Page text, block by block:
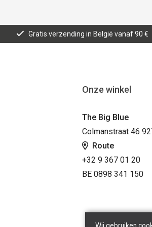
Gratis verzending in België vanaf 90 €
Onze winkel
The Big Blue
Colmanstraat 46
Route
+32 9 367 01 20
BE 0898 341 150